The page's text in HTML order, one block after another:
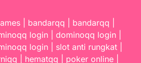
bandarqq bandarqq
login dominoqq login
login slot anti rungkat
hematqq poker online